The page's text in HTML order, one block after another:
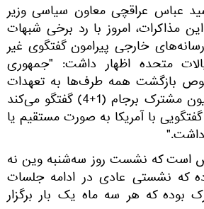
عراقچی معاون سیاسی وزیر
مذاکرات، امروز با رد برخی شبهات
خارجی پیرامون گفتگوی غیر
متحده اظهار داشت: "جمهوری
بازگشت همه طرف‌ها به تعهدات
برجامی تنها با کمیسیون مشترک برجام (1+4) گفتگو می‌کند
با آمریکا به صورت مستقیم یا
است که نشست روز سه‌شنبه وین نه
که نشستی عادی در ادامه جلسات
بوده که هر سه ماه یک بار برگزار